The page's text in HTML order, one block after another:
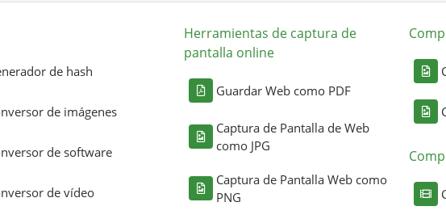
de hash
de imágenes
de software
de vídeo
Herramientas de captura de
pantalla online
Guardar Web como PDF
Captura de Pantalla de Web
como JPG
Captura de Pantalla Web como
PNG